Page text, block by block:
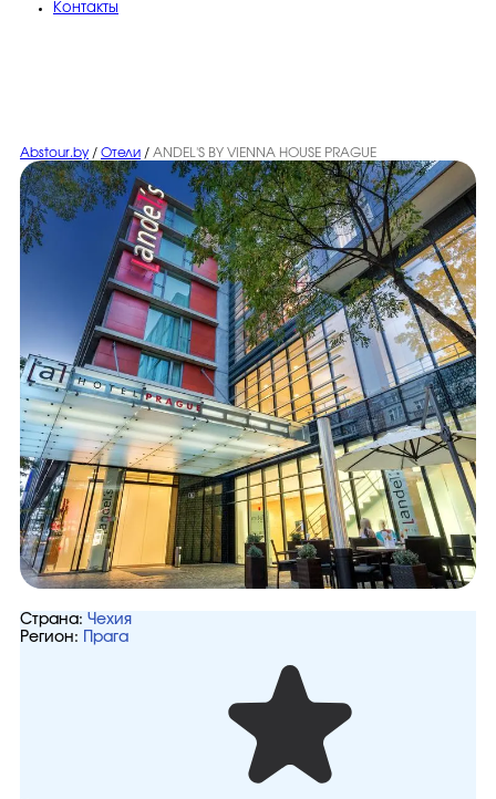
Контакты
Abstour.by / Отели / ANDEL'S BY VIENNA HOUSE PRAGUE
Страна: Чехия
Регион:
Прага